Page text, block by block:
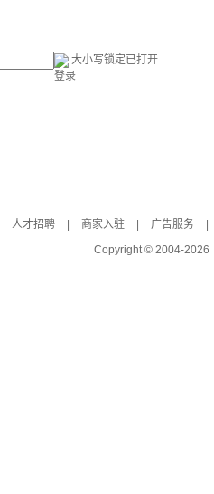
大小写锁定已打开
登录
人才招聘 商家入驻 广告服务
Copyright © 2004-2026